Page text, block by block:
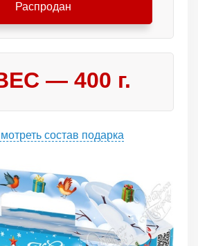
Распродан
— 400 г.
состав подарка